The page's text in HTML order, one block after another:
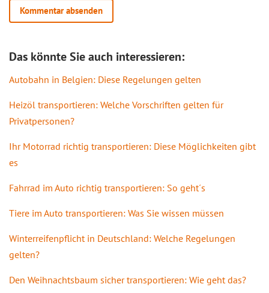
Das könnte Sie auch interessieren:
Autobahn in Belgien: Diese Regelungen gelten
Heizöl transportieren: Welche Vorschriften gelten für
Privatpersonen?
Ihr Motorrad richtig transportieren: Diese Möglichkeiten gibt
es
Fahrrad im Auto richtig transportieren: So geht´s
Tiere im Auto transportieren: Was Sie wissen müssen
Winterreifenpflicht in Deutschland: Welche Regelungen
gelten?
Den Weihnachtsbaum sicher transportieren: Wie geht das?